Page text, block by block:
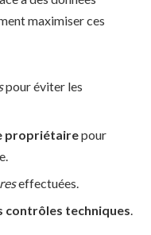
maximiser ces
pour éviter les
propriétairepour
effectuées.
contrôles techniques.